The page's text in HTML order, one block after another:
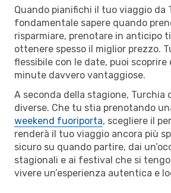
Quando pianifichi il tuo viaggio da
fondamentale sapere quando
risparmiare, prenotare in anticipo
ottenere spesso il miglior prezzo.
flessibile con le date, puoi
minute davvero vantaggiose.
A seconda della stagione, Turchia
diverse. Che tu stia prenotando
weekend fuoriporta, scegliere il
renderà il tuo viaggio ancora più
sicuro su quando partire, dai
stagionali e ai festival che si
vivere un’esperienza autentica e